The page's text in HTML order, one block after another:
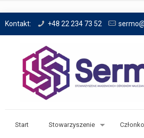
Kontakt: +48 22 234 73 52
Start Stowarzyszenie